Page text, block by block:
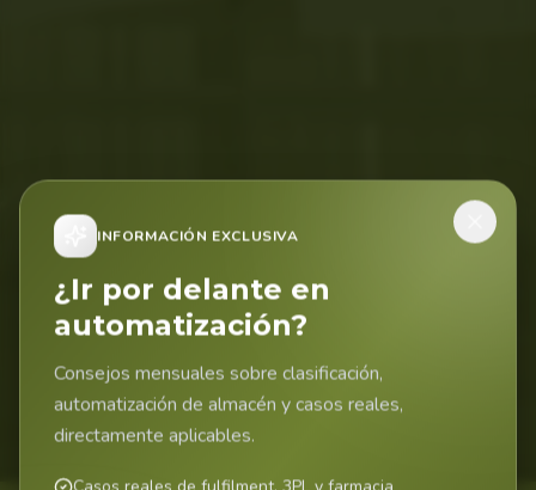
INFORMACIÓN EXCLUSIVA
¿Ir por delante en
automatización?
Consejos mensuales sobre clasificación,
automatización de almacén y casos reales,
directamente aplicables.